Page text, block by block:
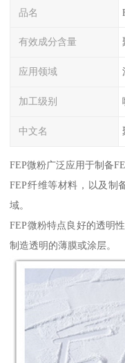
品名
有效成分含量
应用领域
加工级别
中文名
FEP微粉广泛应用于制备
FEP纤维等材料，以及制
域。
FEP微粉特点良好的透明
制造透明的薄膜或涂层。